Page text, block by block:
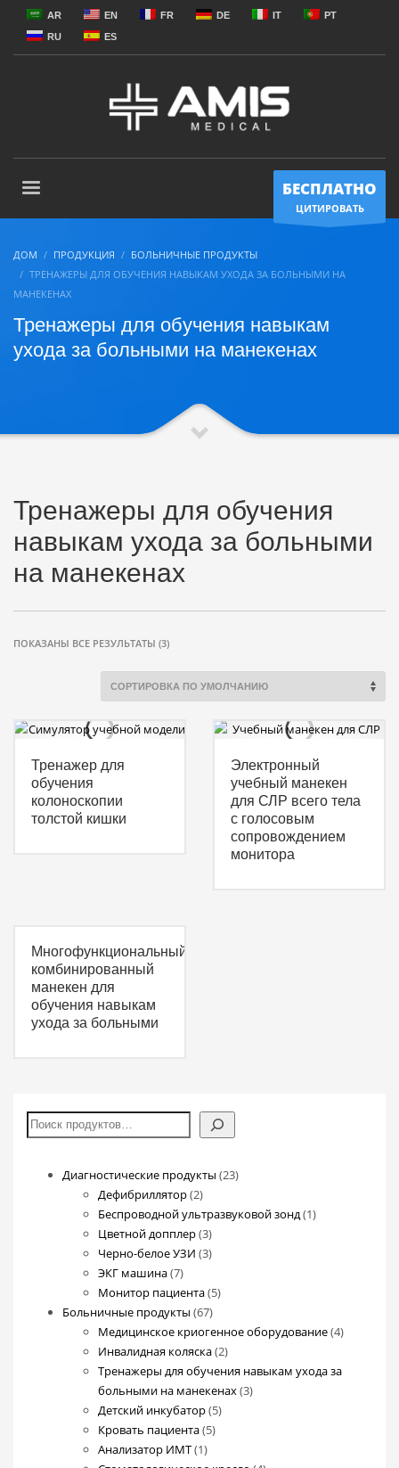
AR EN FR DE IT
PT
RU
ES
БЕСПЛАТНО
ЦИТИРОВАТЬ
ДОМ ПРОДУКЦИЯ
БОЛЬНИЧНЫЕ ПРОДУКТЫ
ТРЕНАЖЕРЫ ДЛЯ ОБУЧЕНИЯ НАВЫКАМ УХОДА ЗА БОЛЬНЫМИ НА
МАНЕКЕНАХ
Тренажеры для обучения навыкам
ухода за больными на манекенах
Тренажеры для обучения
навыкам ухода за больными
на манекенах
ПОКАЗАНЫ ВСЕ РЕЗУЛЬТАТЫ (3)
Тренажер для
обучения
колоноскопии
толстой кишки
Электронный
учебный манекен
для СЛР всего тела
с голосовым
сопровождением
монитора
Многофункциональный
комбинированный
манекен для
обучения навыкам
ухода за больными
Поиск
Диагностические продукты 2323
Дефибриллятор 22
товара
Беспроводной ультразвуковой зонд 11
Цветной допплер 33
товара
Черно-белое УЗИ 33
ЭКГ машина 77
товаров
Монитор пациента 55
Больничные продукты 6767
товаров
Медицинское криогенное оборудование 44
Инвалидная коляска 22
товара
Тренажеры для обучения навыкам ухода за
больными на манекенах 33
Детский инкубатор 55
Кровать пациента 55
Анализатор ИМТ 11